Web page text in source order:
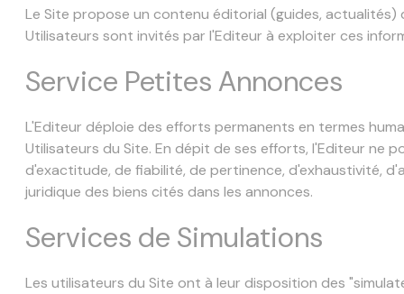
Le Site propose un contenu éditorial (guides,
Utilisateurs sont invités par l'Editeur à exploiter ces
Service Petites Annonces
L'Editeur déploie des efforts permanents en termes
Utilisateurs du Site. En dépit de ses efforts, l'Editeur
d'exactitude, de fiabilité, de pertinence, d'exhaustivité,
juridique des biens cités dans les annonces.
Services de Simulations
Les utilisateurs du Site ont à leur disposition des